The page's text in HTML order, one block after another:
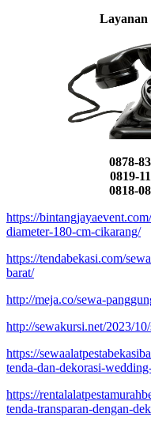
Layanan
0878-
0819-
0818-
https://
diameter-180-cm-cikarang/
https://tendabekasi.com/
barat/
http://meja.co/sewa-
http://sewakursi.net/2023/
https://
tenda-dan-dekorasi-
https://
tenda-transparan-dengan-